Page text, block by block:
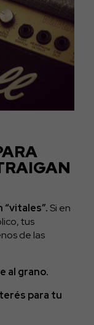
“vitales”. Si en
tus
de las
al grano.
para tu